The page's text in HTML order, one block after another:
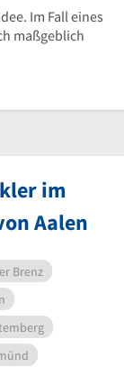
Im Fall eines
maßgeblich
im
Aalen
Brenz